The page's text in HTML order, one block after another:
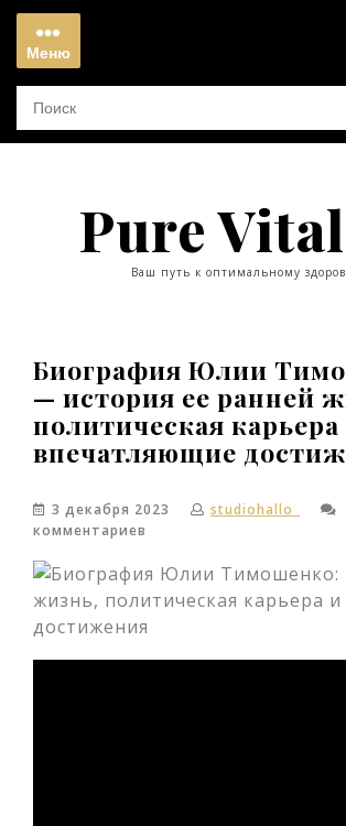
Перейти
содержимому
Меню
Меню
Pure
Ваш путь к оптимальному
Биография Юлии
— история ее ранней
политическая карьера
впечатляющие
3 декабря 2023 studiohallo_
комментариев